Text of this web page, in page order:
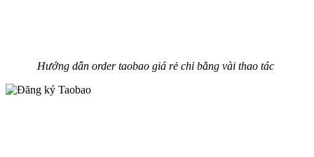
Hướng dẫn order taobao giá rẻ chỉ bằng vài thao tác